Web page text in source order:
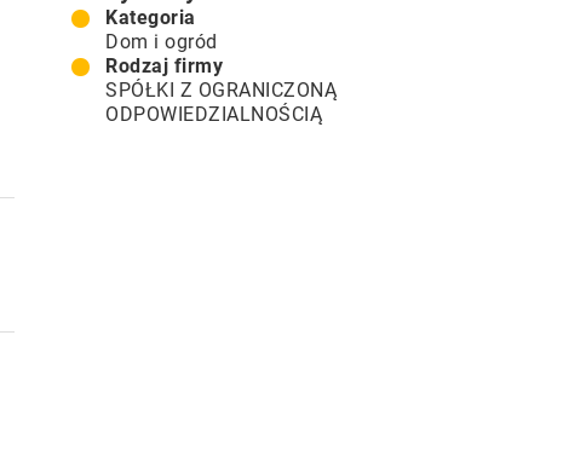
Kategoria
Dom i ogród
Rodzaj firmy
SPÓŁKI Z OGRANICZONĄ
ODPOWIEDZIALNOŚCIĄ